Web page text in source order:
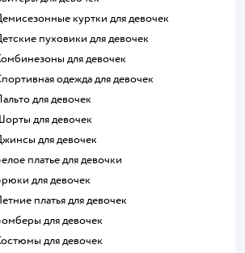
Демисезонные куртки для девочек
Детские пуховики для девочек
Комбинезоны для девочек
Спортивная одежда для девочек
Пальто для девочек
Шорты для девочек
Джинсы для девочек
Белое платье для девочки
Брюки для девочек
Летние платья для девочек
Бомберы для девочек
Костюмы для девочек